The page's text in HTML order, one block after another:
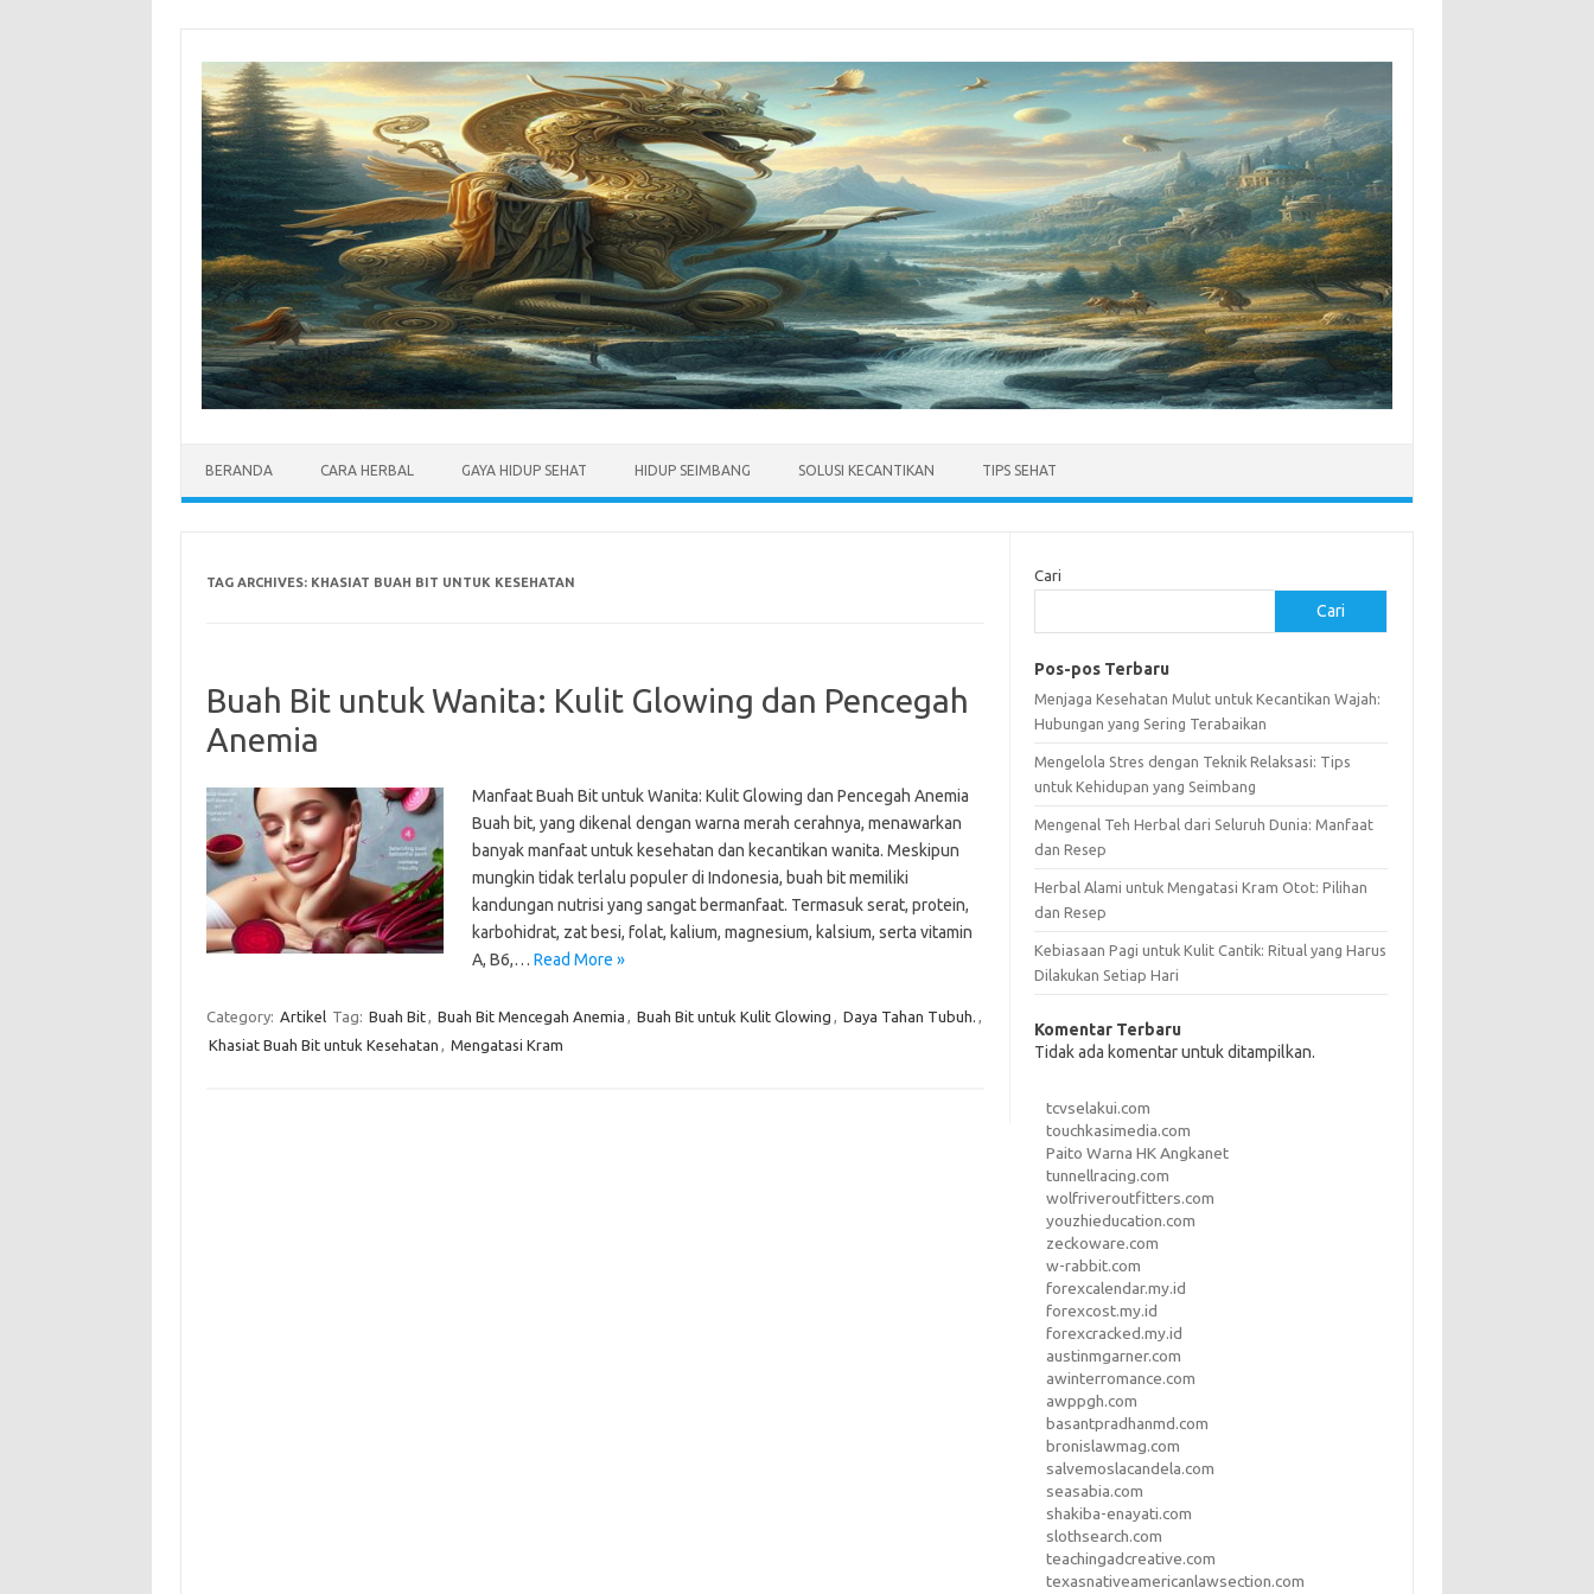
content
BERANDA CARA HERBAL GAYA HIDUP SEHAT HIDUP SEIMBANG SOLUSI KECANTIKAN TIPS SEHAT
TAG ARCHIVES: KHASIAT BUAH BIT UNTUK KESEHATAN
Buah Bit untuk Wanita: Kulit Glowing dan Pencegah
Anemia
Manfaat Buah Bit untuk Wanita: Kulit Glowing dan Pencegah Anemia
Buah bit, yang dikenal dengan warna merah cerahnya, menawarkan
banyak manfaat untuk kesehatan dan kecantikan wanita. Meskipun
mungkin tidak terlalu populer di Indonesia, buah bit memiliki
kandungan nutrisi yang sangat bermanfaat. Termasuk serat, protein,
karbohidrat, zat besi, folat, kalium, magnesium, kalsium, serta vitamin
A, B6,… Read More »
Category: Artikel Tag: Buah Bit, Buah Bit Mencegah Anemia , Buah Bit untuk Kulit Glowing , Daya Tahan Tubuh. ,
Khasiat Buah Bit untuk Kesehatan , Mengatasi Kram
Cari
Cari
Pos-pos Terbaru
Menjaga Kesehatan Mulut untuk Kecantikan Wajah:
Hubungan yang Sering Terabaikan
Mengelola Stres dengan Teknik Relaksasi: Tips
untuk Kehidupan yang Seimbang
Mengenal Teh Herbal dari Seluruh Dunia: Manfaat
dan Resep
Herbal Alami untuk Mengatasi Kram Otot: Pilihan
dan Resep
Kebiasaan Pagi untuk Kulit Cantik: Ritual yang Harus
Dilakukan Setiap Hari
Komentar Terbaru
Tidak ada komentar untuk ditampilkan.
tcvselakui.com
touchkasimedia.com
Paito Warna HK Angkanet
tunnellracing.com
wolfriveroutfitters.com
youzhieducation.com
zeckoware.com
w-rabbit.com
forexcalendar.my.id
forexcost.my.id
forexcracked.my.id
austinmgarner.com
awinterromance.com
awppgh.com
basantpradhanmd.com
bronislawmag.com
salvemoslacandela.com
seasabia.com
shakiba-enayati.com
slothsearch.com
teachingadcreative.com
texasnativeamericanlawsection.com